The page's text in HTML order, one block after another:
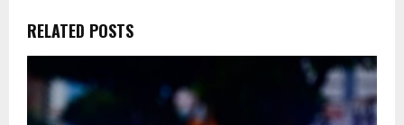
RELATED POSTS